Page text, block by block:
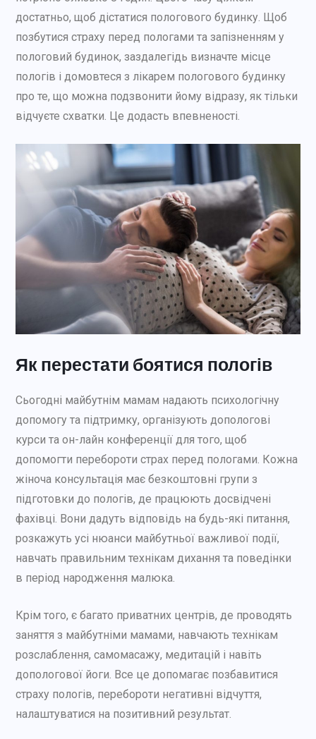
достатньо, щоб дістатися пологового будинку. Щоб
позбутися страху перед пологами та запізненням у
пологовий будинок, заздалегідь визначте місце
пологів і домовтеся з лікарем пологового будинку
про те, що можна подзвонити йому відразу, як тільки
відчуєте схватки. Це додасть впевненості.
Як перестати боятися пологів
Сьогодні майбутнім мамам надають психологічну
допомогу та підтримку, організують допологові
курси та он-лайн конференції для того, щоб
допомогти перебороти страх перед пологами. Кожна
жіноча консультація має безкоштовні групи з
підготовки до пологів, де працюють досвідчені
фахівці. Вони дадуть відповідь на будь-які питання,
розкажуть усі нюанси майбутньої важливої ​​події,
навчать правильним технікам дихання та поведінки
в період народження малюка.
Крім того, є багато приватних центрів, де проводять
заняття з майбутніми мамами, навчають технікам
розслаблення, самомасажу, медитацій і навіть
допологової йоги. Все це допомагає позбавитися
страху пологів, перебороти негативні відчуття,
налаштуватися на позитивний результат.